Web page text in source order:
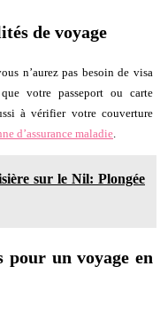
de voyage
n’aurez pas besoin de visa
votre passeport ou carte
à vérifier votre couverture
d’assurance maladie.
sur le Nil: Plongée
pour un voyage en